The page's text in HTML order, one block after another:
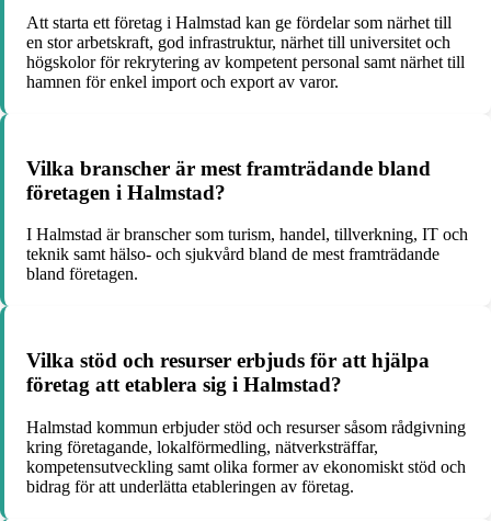
Att starta ett företag i Halmstad kan ge fördelar som närhet till
en stor arbetskraft, god infrastruktur, närhet till universitet och
högskolor för rekrytering av kompetent personal samt närhet till
hamnen för enkel import och export av varor.
Vilka branscher är mest framträdande bland
företagen i Halmstad?
I Halmstad är branscher som turism, handel, tillverkning, IT och
teknik samt hälso- och sjukvård bland de mest framträdande
bland företagen.
Vilka stöd och resurser erbjuds för att hjälpa
företag att etablera sig i Halmstad?
Halmstad kommun erbjuder stöd och resurser såsom rådgivning
kring företagande, lokalförmedling, nätverksträffar,
kompetensutveckling samt olika former av ekonomiskt stöd och
bidrag för att underlätta etableringen av företag.